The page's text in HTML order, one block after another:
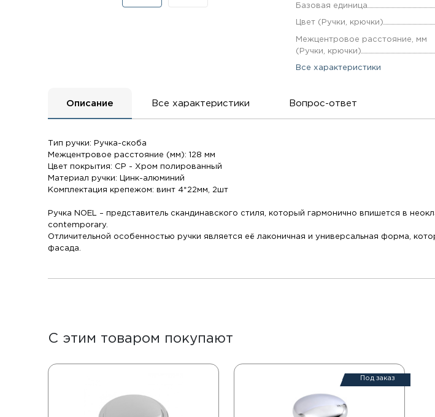
Базовая единица
Цвет (Ручки, крючки)
Межцентровое расстояние, мм
(Ручки, крючки)
Все характеристики
Описание Все характеристики Вопрос-ответ
Тип ручки: Ручка-скоба
Межцентровое расстояние (мм): 128 мм
Цвет покрытия: CP - Хром полированный
Материал ручки: Цинк-алюминий
Комплектация крепежом: винт 4*22мм, 2шт
Ручка NOEL – представитель скандинавского стиля, который гармонично впишется в
contemporary.
Отличительной особенностью ручки является её лаконичная и универсальная форма,
фасада.
С этим товаром покупают
Под заказ